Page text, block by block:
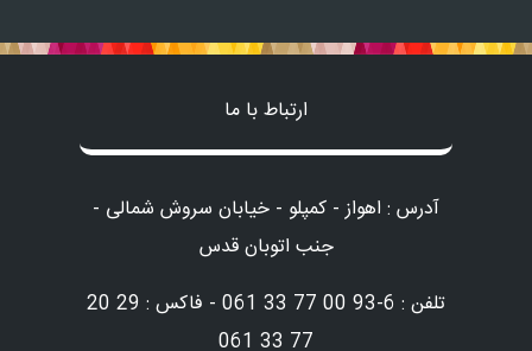
ارتباط با ما
آدرس : اهواز - کمپلو - خیابان سروش شمالی -
جنب اتوبان قدس
تلفن : 6-93 00 77 33 061 - فاکس : 29 20
77 33 061